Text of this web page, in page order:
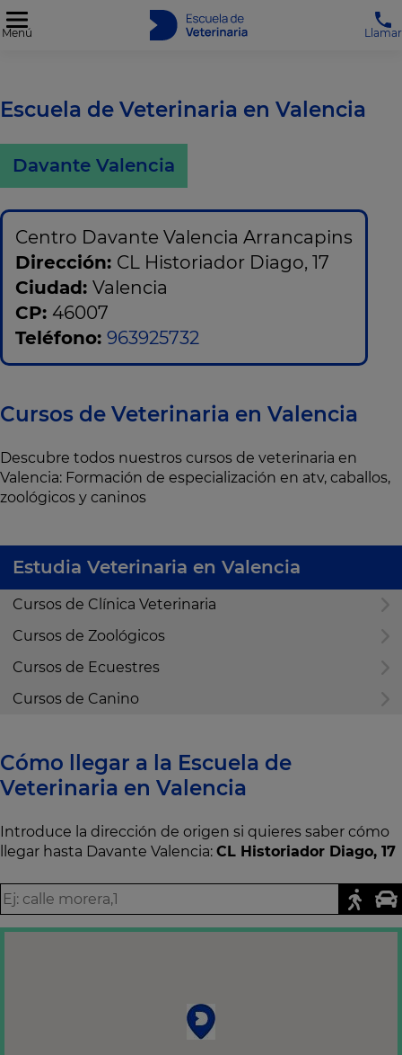
Menú Llamar
Escuela de Veterinaria en Valencia
Davante Valencia
Centro Davante Valencia Arrancapins
Dirección: CL Historiador Diago, 17
Ciudad: Valencia
CP: 46007
Teléfono: 963925732
Cursos de Veterinaria en Valencia
Descubre todos nuestros cursos de veterinaria en
Valencia: Formación de especialización en atv, caballos,
zoológicos y caninos
Estudia Veterinaria en Valencia
Cursos de Clínica Veterinaria
Cursos de Zoológicos
Cursos de Ecuestres
Cursos de Canino
Cómo llegar a la Escuela de
Veterinaria en Valencia
Introduce la dirección de origen si quieres saber cómo
llegar hasta Davante Valencia: CL Historiador Diago, 17